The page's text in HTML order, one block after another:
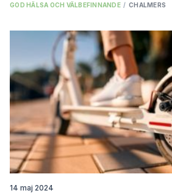
GOD HÄLSA OCH VÄLBEFINNANDE / CHALMERS
14 maj 2024